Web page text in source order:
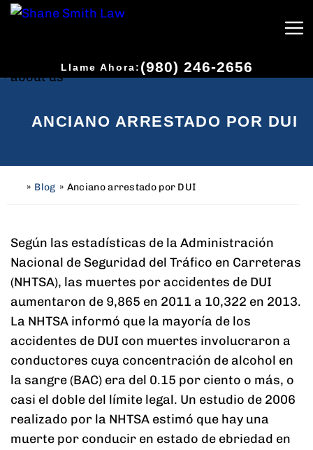
Llame Ahora: (980) 246-2656
ANCIANO ARRESTADO POR DUI
» Blog » Anciano arrestado por DUI
Según las estadísticas de la Administración
Nacional de Seguridad del Tráfico en Carreteras
(NHTSA), las muertes por accidentes de DUI
aumentaron de 9,865 en 2011 a 10,322 en 2013.
La NHTSA informó que la mayoría de los
accidentes de DUI con muertes involucraron a
conductores cuya concentración de alcohol en
la sangre (BAC) era del 0.15 por ciento o más, o
casi el doble del límite legal. Un estudio de 2006
realizado por la NHTSA estimó que hay una
muerte por conducir en estado de ebriedad en